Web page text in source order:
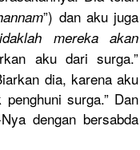
”) dan aku juga
mereka akan
an aku dari surga.”
dia, karena aku
surga.” Dan
dengan bersabda